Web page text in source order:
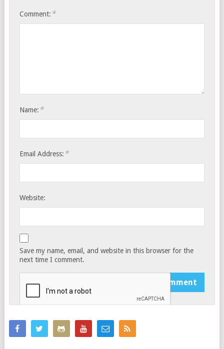
Comment: *
Name: *
Email Address: *
Website:
Save my name, email, and website in this browser for the
next time I comment.